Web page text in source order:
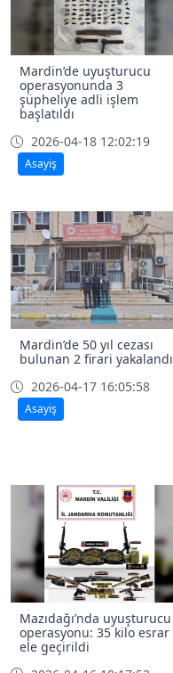
Mardin’de uyuşturucu
operasyonunda 3
şüpheliye adli işlem
başlatıldı
2026-04-18 12:02:19
Asayiş
Mardin’de 50 yıl cezası
bulunan 2 firari yakalandı
2026-04-17 16:05:58
Asayiş
Mazıdağı’nda uyuşturucu
operasyonu: 35 kilo esrar
ele geçirildi